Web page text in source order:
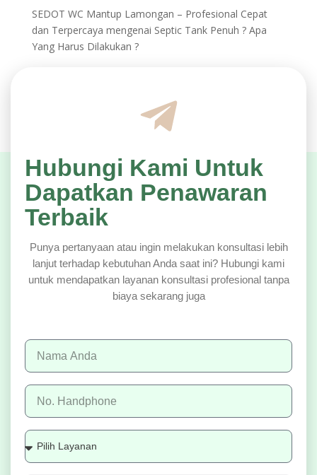
SEDOT WC Mantup Lamongan – Profesional Cepat
dan Terpercaya mengenai Septic Tank Penuh ? Apa
Yang Harus Dilakukan ?
Hubungi Kami Untuk
Dapatkan Penawaran
Terbaik
Punya pertanyaan atau ingin melakukan konsultasi lebih
lanjut terhadap kebutuhan Anda saat ini? Hubungi kami
untuk mendapatkan layanan konsultasi profesional tanpa
biaya sekarang juga